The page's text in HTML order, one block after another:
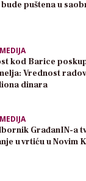
bude puštena u
kod Barice
Vrednost
dinara
GrađanIN-a
u vrtiću u Novim